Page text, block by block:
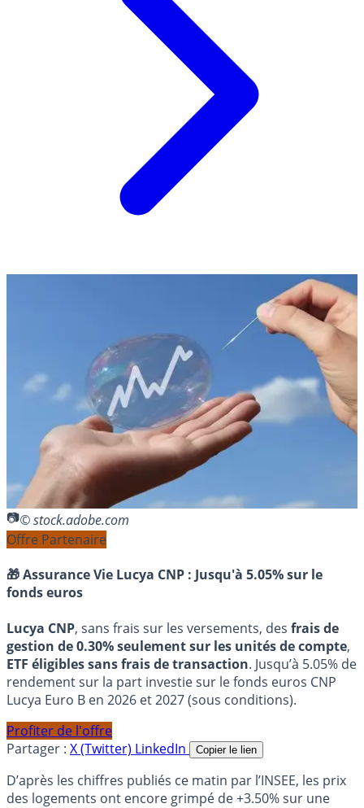
© stock.adobe.com
Offre Partenaire
🎁 Assurance Vie Lucya CNP : Jusqu'à 5.05% sur le
fonds euros
Lucya CNP, sans frais sur les versements, des frais de
gestion de 0.30% seulement sur les unités de compte,
ETF éligibles sans frais de transaction. Jusqu’à 5.05% de
rendement sur la part investie sur le fonds euros CNP
Lucya Euro B en 2026 et 2027 (sous conditions).
Profiter de l'offre
Partager : X (Twitter) LinkedIn Copier le lien
D’après les chiffres publiés ce matin par l’INSEE, les prix
des logements ont encore grimpé de +3.50% sur une